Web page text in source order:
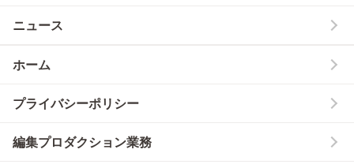
ニュース
ホーム
プライバシーポリシー
編集プロダクション業務